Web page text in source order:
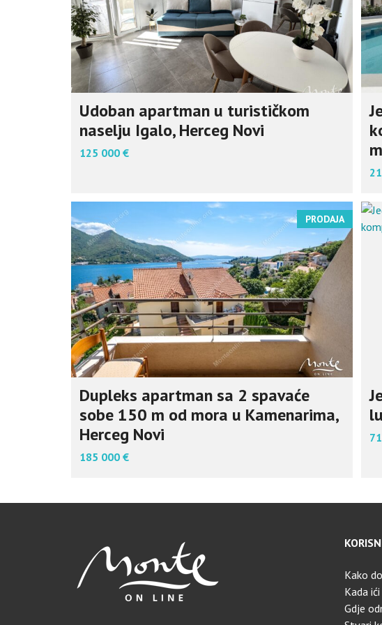
Udoban apartman u turističkom
naselju Igalo, Herceg Novi
125 000 €
PRODAJA
Dupleks apartman sa 2 spavaće
sobe 150 m od mora u Kamenarima,
Herceg Novi
185 000 €
Kako
Kada ići
Gdje